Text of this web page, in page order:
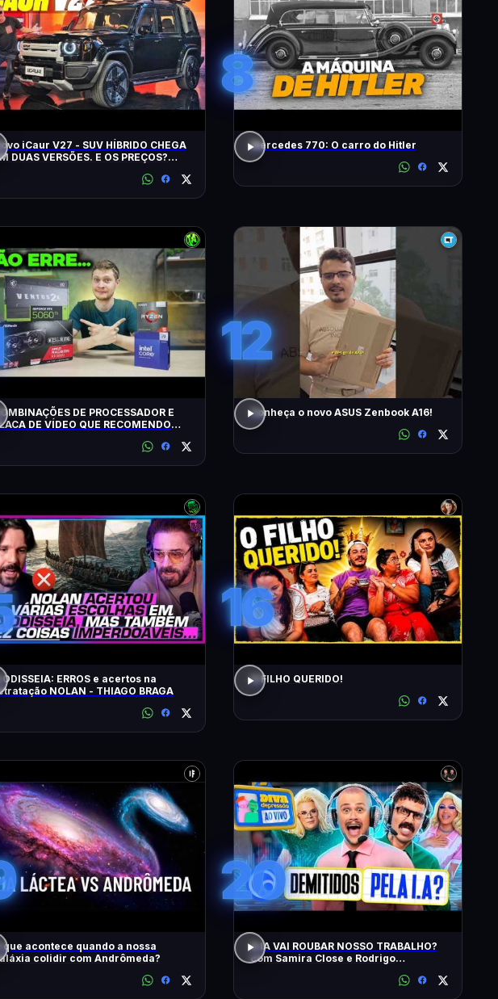
iCaur V27 - SUV HÍBRIDO CHEGA
DUAS VERSÕES. E OS PREÇOS?
8
Mercedes 770: O carro do Hitler
DE PROCESSADOR E
DE VÍDEO QUE RECOMENDO
12
Conheça o novo ASUS Zenbook A16!
ODISSEIA: ERROS e acertos na
NOLAN - THIAGO BRAGA
16
O FILHO QUERIDO!
que acontece quando a nossa
colidir com Andrômeda?
20
A IA VAI ROUBAR NOSSO TRABALHO?
com Samira Close e Rodrigo